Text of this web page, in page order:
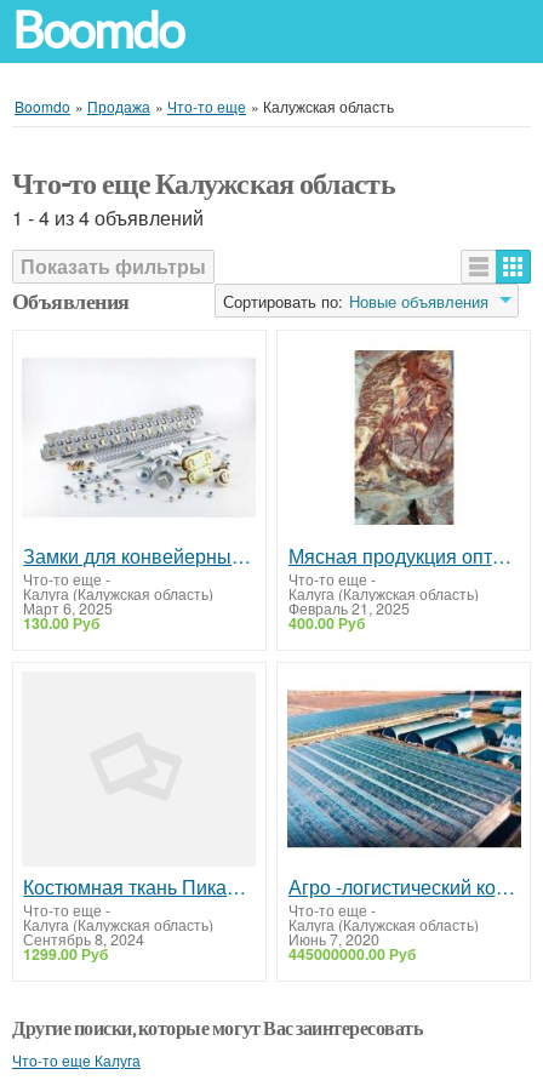
Boomdo
Boomdo » Продажа » Что-то еще » Калужская область
Что-то еще Калужская область
1 - 4 из 4 объявлений
Показать фильтры
Сортировать по: Новые объявления
Объявления
Замки для конвейерных лент DALGIC
Что-то еще -
Калуга (Калужская область)
Март 6, 2025
130.00 Руб
Мясная продукция оптом от производителя
Что-то еще -
Калуга (Калужская область)
Февраль 21, 2025
400.00 Руб
Костюмная ткань Пикачу отрез 3 и 4 м для шитья одежды. Бесплатная доставка
Что-то еще -
Калуга (Калужская область)
Сентябрь 8, 2024
1299.00 Руб
Агро -логистический комплекс с теплицами и овощехранилищами ПРОДАЖА
Что-то еще -
Калуга (Калужская область)
Июнь 7, 2020
445000000.00 Руб
Другие поиски, которые могут Вас заинтересовать
Что-то еще Калуга